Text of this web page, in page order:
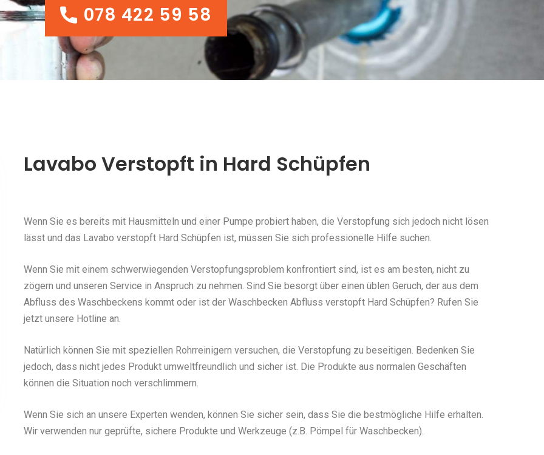
078 422 59 58
078 422 59 58
Lavabo Verstopft in Hard Schüpfen
Wenn Sie es bereits mit Hausmitteln und einer Pumpe probiert haben, die Verstopfung sich jedoch nicht lösen
lässt und das Lavabo verstopft Hard Schüpfen ist, müssen Sie sich professionelle Hilfe suchen.
Wenn Sie mit einem schwerwiegenden Verstopfungsproblem konfrontiert sind, ist es am besten, nicht zu
zögern und unseren Service in Anspruch zu nehmen. Sind Sie besorgt über einen üblen Geruch, der aus dem
Abfluss des Waschbeckens kommt oder ist der Waschbecken Abfluss verstopft Hard Schüpfen? Rufen Sie
jetzt unsere Hotline an.
Natürlich können Sie mit speziellen Rohrreinigern versuchen, die Verstopfung zu beseitigen. Bedenken Sie
jedoch, dass nicht jedes Produkt umweltfreundlich und sicher ist. Die Produkte aus normalen Geschäften
können die Situation noch verschlimmern.
Wenn Sie sich an unsere Experten wenden, können Sie sicher sein, dass Sie die bestmögliche Hilfe erhalten.
Wir verwenden nur geprüfte, sichere Produkte und Werkzeuge (z.B. Pömpel für Waschbecken).